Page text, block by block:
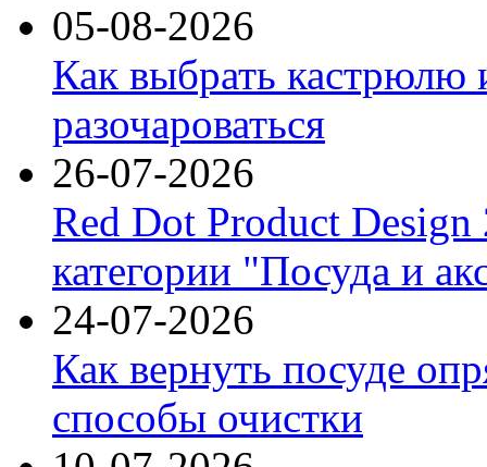
05-08-2026
Как выбрать кастрюлю
разочароваться
26-07-2026
Red Dot Product Design
категории "Посуда и
24-07-2026
Как вернуть посуде
способы очистки